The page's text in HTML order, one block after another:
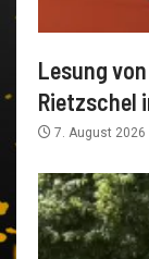
Lesung
Rietzschel
7. August 2026